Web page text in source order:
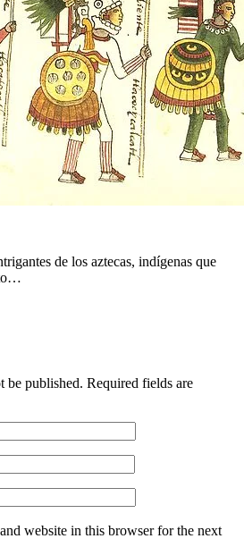
de los aztecas, indígenas que
be published. Required fields are
website in this browser for the next